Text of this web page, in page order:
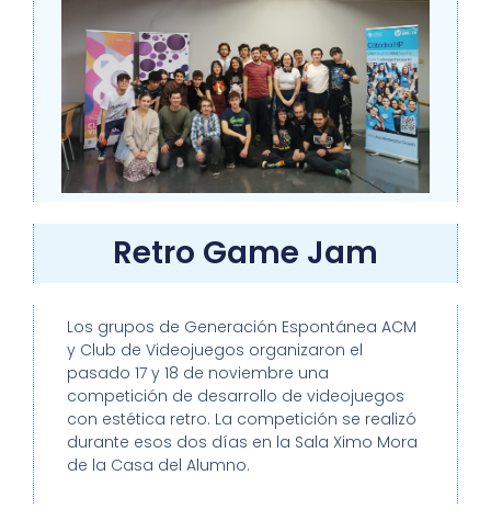
Retro Game Jam
Los grupos de Generación Espontánea ACM
y Club de Videojuegos organizaron el
pasado 17 y 18 de noviembre una
competición de desarrollo de videojuegos
con estética retro. La competición se realizó
durante esos dos días en la Sala Ximo Mora
de la Casa del Alumno.